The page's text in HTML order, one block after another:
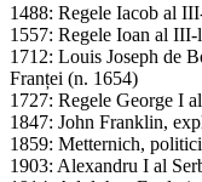
1488: Regele Iacob al
1557: Regele Ioan al
1712: Louis Joseph de
Franței (n. 1654)
1727: Regele George I
1847: John Franklin,
1859: Metternich,
1903: Alexandru I al